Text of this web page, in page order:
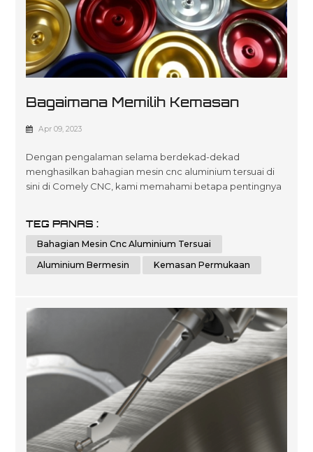
Bagaimana Memilih Kemasan
Permukaan Yang Tepat Untuk
Apr 09, 2023
Dengan pengalaman selama berdekad-dekad
menghasilkan bahagian mesin cnc aluminium tersuai di
sini di Comely CNC, kami memahami betapa pentingnya
persembahan keseluruhan. selepas masa untuk
pelanggan yang mencari pelbagai hasil yang
dioptimumkan tidak kira saiz skala atau kerumitan yang
TEG PANAS :
Bahagian Mesin Cnc Aluminium Tersuai
Aluminium Bermesin
Kemasan Permukaan